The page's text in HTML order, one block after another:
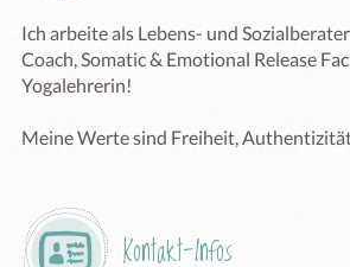
Ich arbeite als Lebens- und
Coach, Somatic & Emotional Release
Yogalehrerin!
Meine Werte sind Freiheit,
Kontakt-Infos